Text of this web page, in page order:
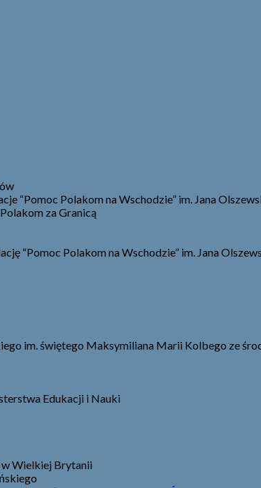
“Pomoc Polakom na Wschodzie” im. Jana
za Granicą
“Pomoc Polakom na Wschodzie” im. Jana
im. świętego Maksymiliana Marii Kolbego ze
Edukacji i Nauki
Wielkiej Brytanii